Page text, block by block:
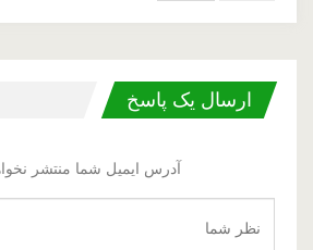
ارسال یک پاسخ
آدرس ایمیل شما منتشر